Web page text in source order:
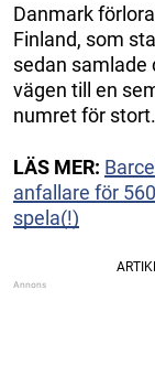
Danmark
Finland, som
sedan samlade
vägen till en
numret för stort.
LÄS MER:
anfallare för
spela(!)